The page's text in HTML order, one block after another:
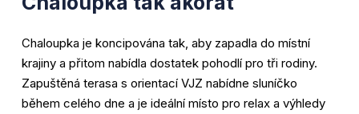
Chaloupka je koncipována tak, aby zapadla do místní
krajiny a přitom nabídla dostatek pohodlí pro tři rodiny.
Zapuštěná terasa s orientací VJZ nabídne sluníčko
během celého dne a je ideální místo pro relax a výhledy